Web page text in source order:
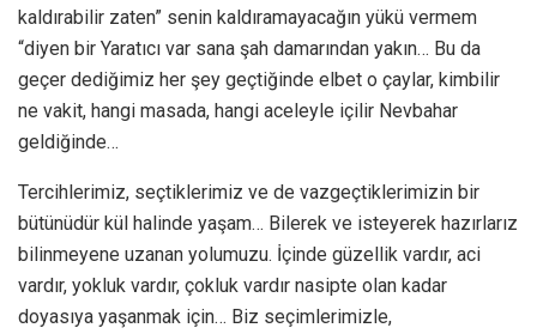
kaldırabilir zaten” senin kaldıramayacağın yükü vermem
“diyen bir Yaratıcı var sana şah damarından yakın… Bu da
geçer dediğimiz her şey geçtiğinde elbet o çaylar, kimbilir
ne vakit, hangi masada, hangi aceleyle içilir Nevbahar
geldiğinde…
Tercihlerimiz, seçtiklerimiz ve de vazgeçtiklerimizin bir
bütünüdür kül halinde yaşam… Bilerek ve isteyerek hazırlarız
bilinmeyene uzanan yolumuzu. İçinde güzellik vardır, aci
vardır, yokluk vardır, çokluk vardır nasipte olan kadar
doyasıya yaşanmak için… Biz seçimlerimizle,